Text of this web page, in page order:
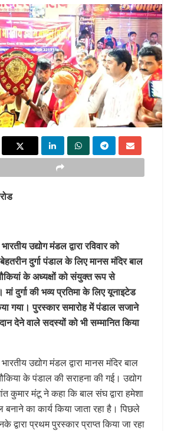
उद्योग मंडल द्वारा रविवार को
दुर्गा पंडाल के लिए मानस मंदिर बाल
के अध्यक्षों को संयुक्त रूप से
मां दुर्गा की भव्य प्रतिमा के लिए यूनाइटेड
गया। पुरस्कार समारोह में पंडाल सजाने
देने वाले सदस्यों को भी सम्मानित किया
उद्योग मंडल द्वारा मानस मंदिर बाल
के पंडाल की सराहना की गई। उद्योग
कुमार मंटू ने कहा कि बाल संघ द्वारा हमेशा
का कार्य किया जाता रहा है। पिछले
द्वारा प्रथम पुरस्कार प्राप्त किया जा रहा